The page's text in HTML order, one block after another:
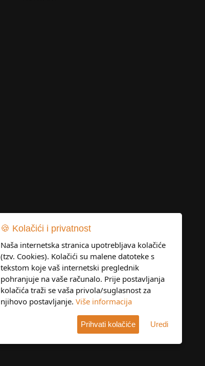
🍪 Kolačići i privatnost
Naša internetska stranica upotrebljava kolačiće
(tzv. Cookies). Kolačići su malene datoteke s
tekstom koje vaš internetski preglednik
pohranjuje na vaše računalo. Prije postavljanja
kolačića traži se vaša privola/suglasnost za
njihovo postavljanje. Više informacija
Prihvati kolačiće Uredi